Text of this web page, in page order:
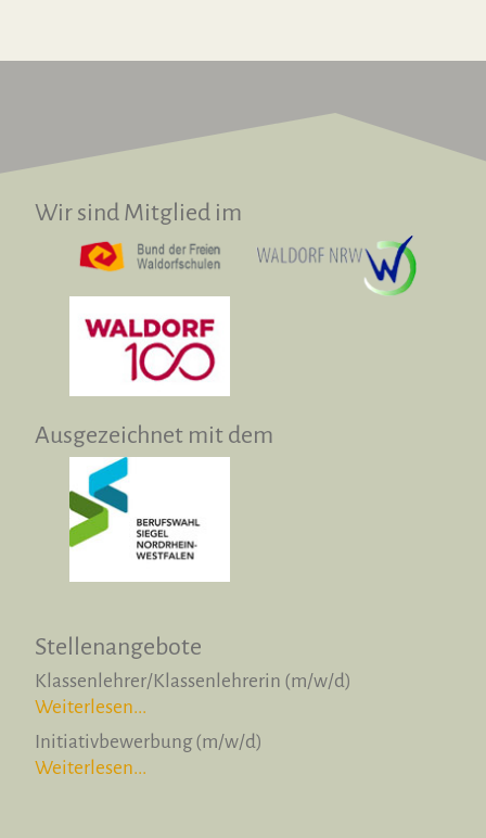
Wir sind Mitglied im
Ausgezeichnet mit dem
Stellenangebote
Klassenlehrer/Klassenlehrerin (m/w/d)
Weiterlesen...
Initiativbewerbung (m/w/d)
Weiterlesen...